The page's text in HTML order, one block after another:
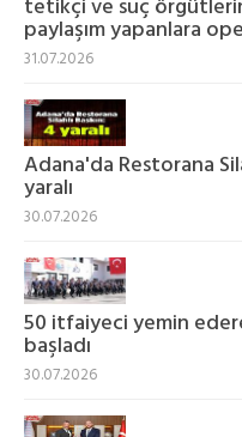
tetikçi ve suç
paylaşım yapanlara
31.07.2026
Adana'da Restorana
yaralı
30.07.2026
50 itfaiyeci yemin
başladı
30.07.2026